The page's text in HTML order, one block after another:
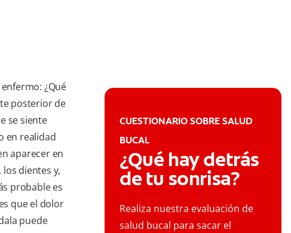
¿Qué
posterior de
se siente
en realidad
aparecer en
dientes y,
probable es
que el dolor
puede
CUESTIONARIO SOBRE SALUD
BUCAL
¿Qué hay detrás
de tu sonrisa?
Realiza nuestra evaluación de
salud bucal para sacar el